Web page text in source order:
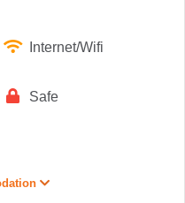
Internet/Wifi
Safe